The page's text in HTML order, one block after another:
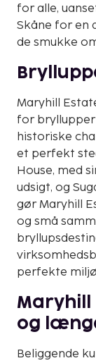
for alle,
Skåne for en
de smukke
Maryhill
for bryllupper
historiske
et perfekt
House, med
udsigt, og
gør Maryhill
og små
perfekte
Maryhill
og
Beliggende